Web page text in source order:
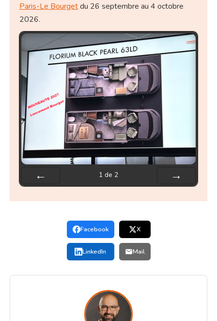
Paris-Le Bourgetdu 26 septembre au 4 octobre
2026.
1 de 2
Facebook X
LinkedIn Mail